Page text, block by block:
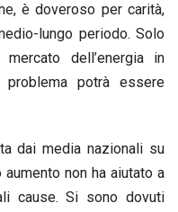
è doveroso per carità,
lungo periodo. Solo
dell’energia in
potrà essere
dai media nazionali su
non ha aiutato a
cause. Si sono dovuti